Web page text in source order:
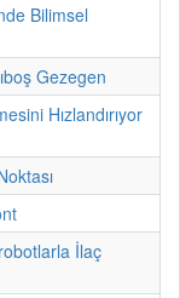
Bilimsel
Gezegen
Hızlandırıyor
İlaç